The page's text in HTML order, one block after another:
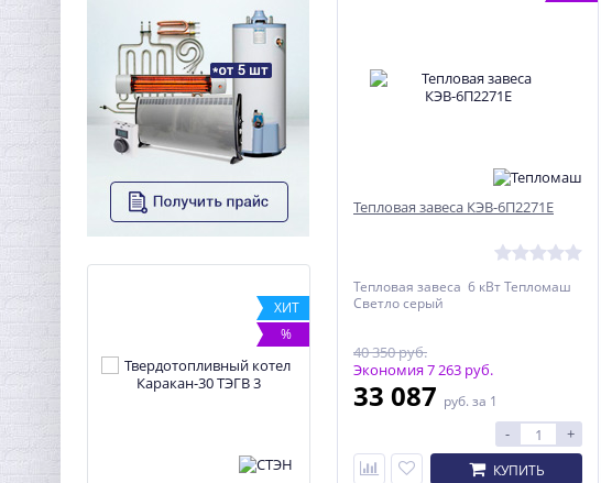
ХИТ
%
Тепловая завеса КЭВ-6П2271E
Тепловая завеса 6 кВт Тепломаш
Светло серый
40 350 руб.
Экономия 7 263 руб.
33 087 руб. за 1
- +
КУПИТЬ